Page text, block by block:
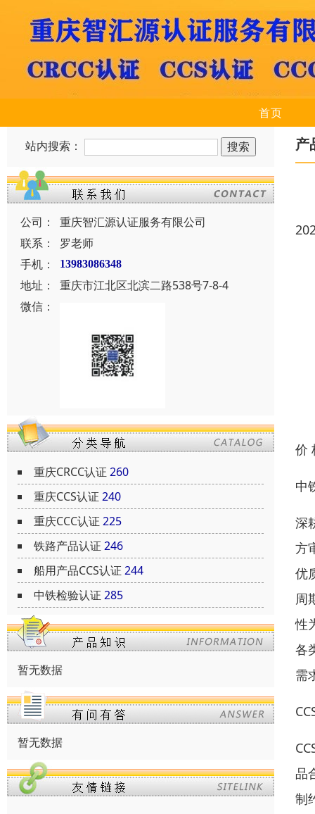
首页
站内搜索：
公司：
重庆智汇源认证服务有限公司
联系：
罗老师
手机：
13983086348
地址：
重庆市江北区北滨二路538号7-8-4
微信：
重庆CRCC认证 260
重庆CCS认证 240
重庆CCC认证 225
铁路产品认证 246
船用产品CCS认证 244
中铁检验认证 285
暂无数据
暂无数据
产
价
中
深
方
优
周
性
各
需
品
制